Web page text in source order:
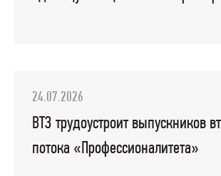
24.07.2026
ВТЗ трудоустроит выпускников
потока «Профессионалитета»